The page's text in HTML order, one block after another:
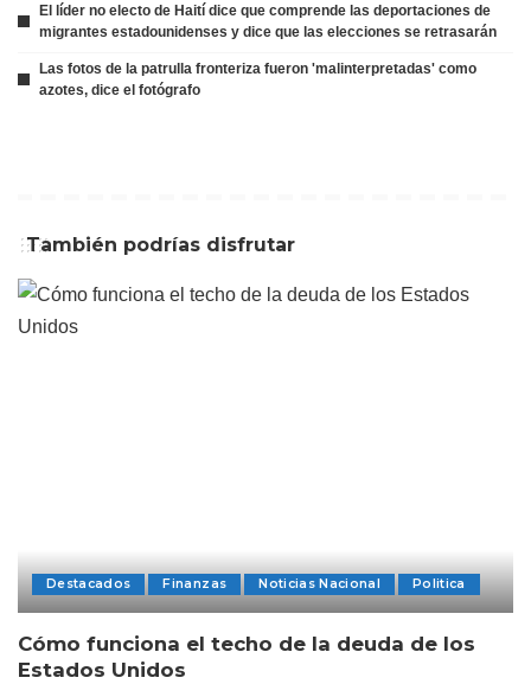
El líder no electo de Haití dice que comprende las deportaciones de
migrantes estadounidenses y dice que las elecciones se retrasarán
Las fotos de la patrulla fronteriza fueron 'malinterpretadas' como
azotes, dice el fotógrafo
También podrías disfrutar
Destacados Finanzas Noticias Nacional Politica
Cómo funciona el techo de la deuda de los
Estados Unidos